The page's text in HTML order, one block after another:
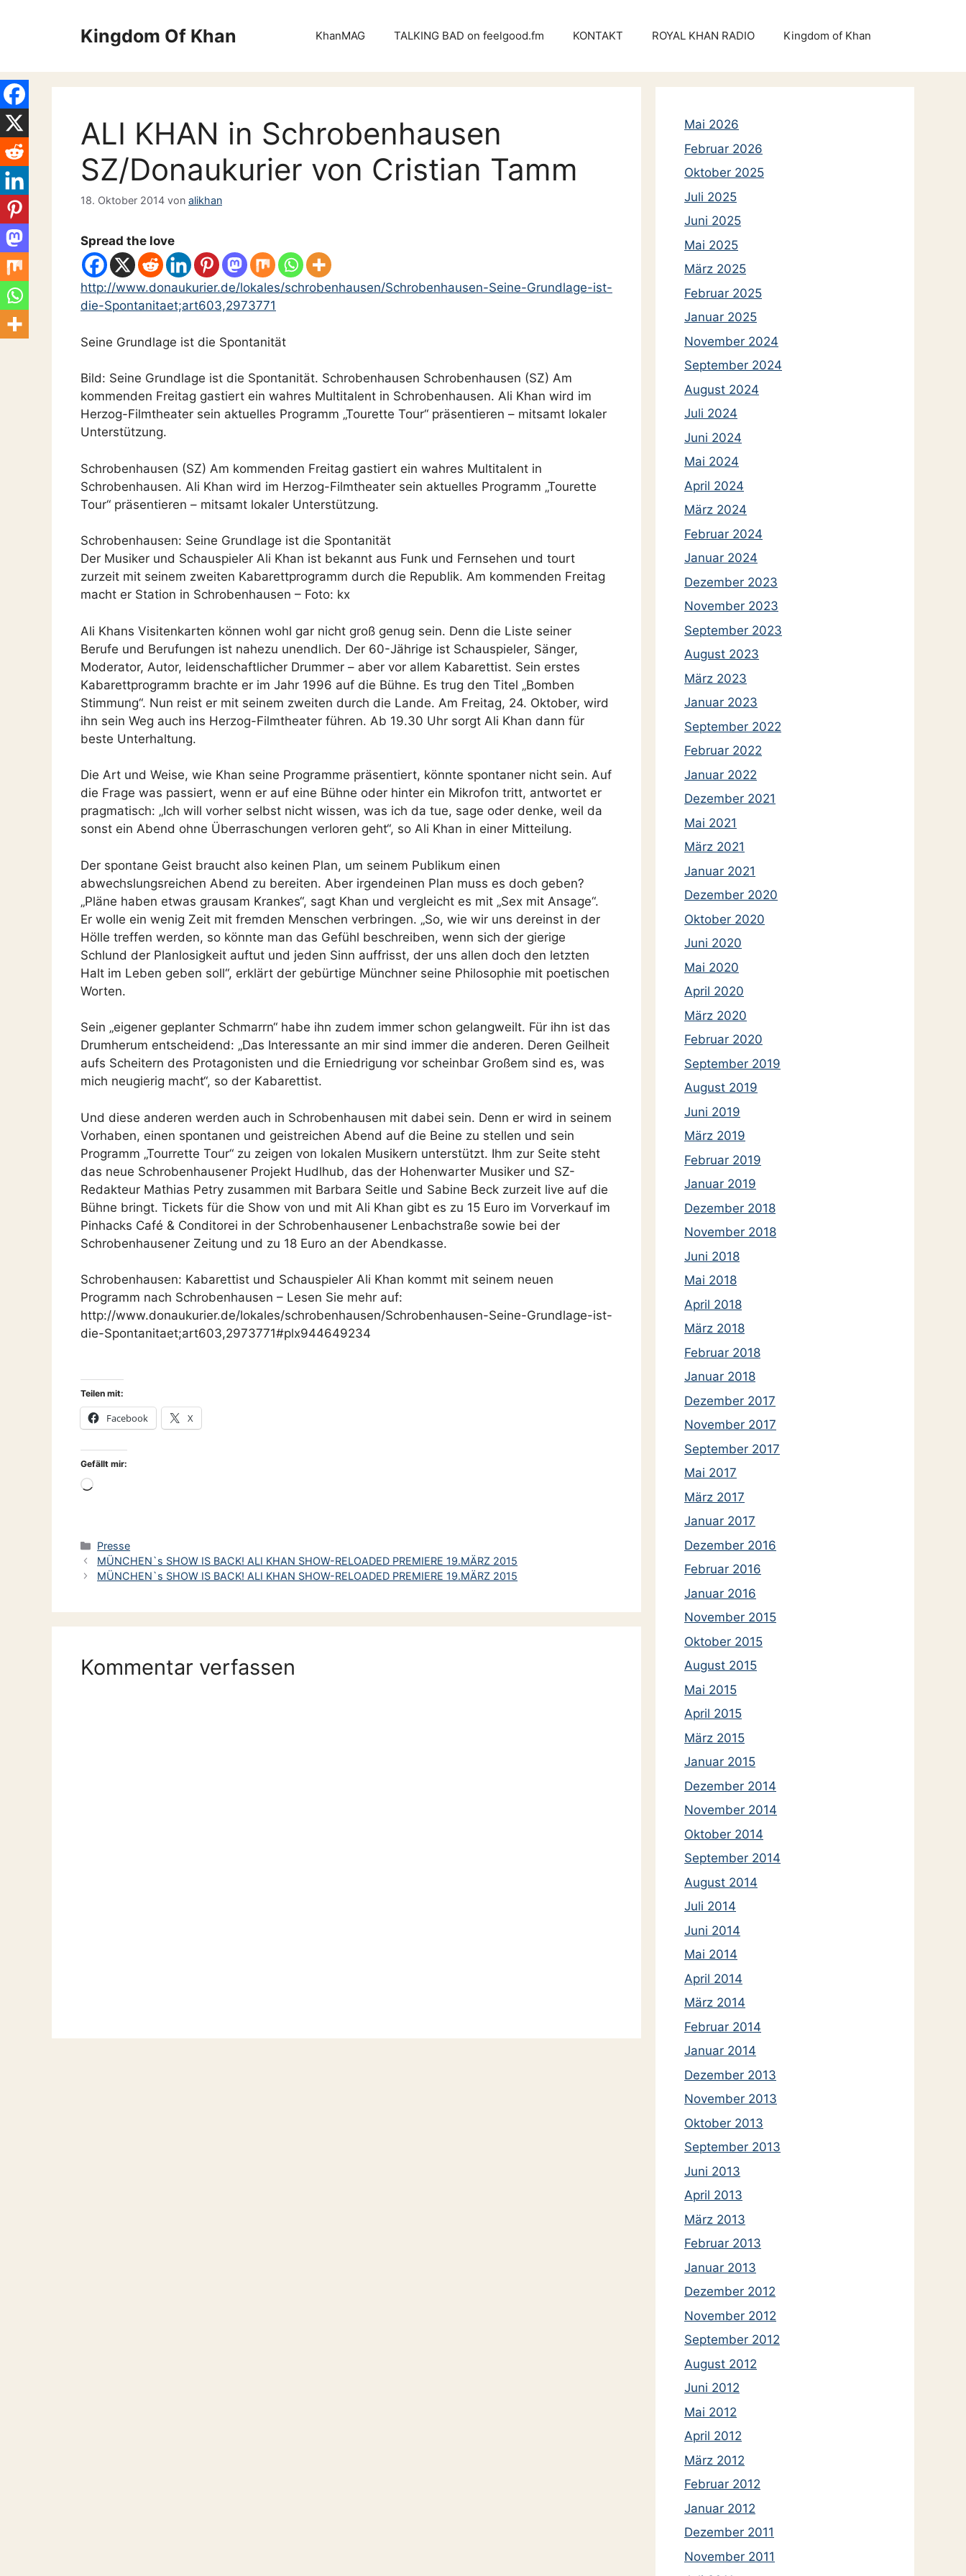
Kingdom Of Khan KhanMAG TALKING BAD on feelgood.fm KONTAKT ROYAL KHAN RADIO Kingdom of Khan
ALI KHAN in Schrobenhausen
SZ/Donaukurier von Cristian Tamm
18. Oktober 2014 von alikhan
Spread the love
http://www.donaukurier.de/lokales/schrobenhausen/Schrobenhausen-Seine-Grundlage-ist-
die-Spontanitaet;art603,2973771
Seine Grundlage ist die Spontanität
Bild: Seine Grundlage ist die Spontanität. Schrobenhausen Schrobenhausen (SZ) Am
kommenden Freitag gastiert ein wahres Multitalent in Schrobenhausen. Ali Khan wird im
Herzog-Filmtheater sein aktuelles Programm „Tourette Tour“ präsentieren – mitsamt lokaler
Unterstützung.
Schrobenhausen (SZ) Am kommenden Freitag gastiert ein wahres Multitalent in
Schrobenhausen. Ali Khan wird im Herzog-Filmtheater sein aktuelles Programm „Tourette
Tour“ präsentieren – mitsamt lokaler Unterstützung.
Schrobenhausen: Seine Grundlage ist die Spontanität
Der Musiker und Schauspieler Ali Khan ist bekannt aus Funk und Fernsehen und tourt
zurzeit mit seinem zweiten Kabarettprogramm durch die Republik. Am kommenden Freitag
macht er Station in Schrobenhausen – Foto: kx
Ali Khans Visitenkarten können wohl gar nicht groß genug sein. Denn die Liste seiner
Berufe und Berufungen ist nahezu unendlich. Der 60-Jährige ist Schauspieler, Sänger,
Moderator, Autor, leidenschaftlicher Drummer – aber vor allem Kabarettist. Sein erstes
Kabarettprogramm brachte er im Jahr 1996 auf die Bühne. Es trug den Titel „Bomben
Stimmung“. Nun reist er mit seinem zweiten durch die Lande. Am Freitag, 24. Oktober, wird
ihn sein Weg auch ins Herzog-Filmtheater führen. Ab 19.30 Uhr sorgt Ali Khan dann für
beste Unterhaltung.
Die Art und Weise, wie Khan seine Programme präsentiert, könnte spontaner nicht sein. Auf
die Frage was passiert, wenn er auf eine Bühne oder hinter ein Mikrofon tritt, antwortet er
pragmatisch: „Ich will vorher selbst nicht wissen, was ich da tue, sage oder denke, weil da
sonst ein Abend ohne Überraschungen verloren geht“, so Ali Khan in einer Mitteilung.
Der spontane Geist braucht also keinen Plan, um seinem Publikum einen
abwechslungsreichen Abend zu bereiten. Aber irgendeinen Plan muss es doch geben?
„Pläne haben etwas grausam Krankes“, sagt Khan und vergleicht es mit „Sex mit Ansage“.
Er wolle ein wenig Zeit mit fremden Menschen verbringen. „So, wie wir uns dereinst in der
Hölle treffen werden, so könnte man das Gefühl beschreiben, wenn sich der gierige
Schlund der Planlosigkeit auftut und jeden Sinn auffrisst, der uns allen doch den letzten
Halt im Leben geben soll“, erklärt der gebürtige Münchner seine Philosophie mit poetischen
Worten.
Sein „eigener geplanter Schmarrn“ habe ihn zudem immer schon gelangweilt. Für ihn ist das
Drumherum entscheidend: „Das Interessante an mir sind immer die anderen. Deren Geilheit
aufs Scheitern des Protagonisten und die Erniedrigung vor scheinbar Großem sind es, was
mich neugierig macht“, so der Kabarettist.
Und diese anderen werden auch in Schrobenhausen mit dabei sein. Denn er wird in seinem
Vorhaben, einen spontanen und geistreichen Abend auf die Beine zu stellen und sein
Programm „Tourrette Tour“ zu zeigen von lokalen Musikern unterstützt. Ihm zur Seite steht
das neue Schrobenhausener Projekt Hudlhub, das der Hohenwarter Musiker und SZ-
Redakteur Mathias Petry zusammen mit Barbara Seitle und Sabine Beck zurzeit live auf die
Bühne bringt. Tickets für die Show von und mit Ali Khan gibt es zu 15 Euro im Vorverkauf im
Pinhacks Café & Conditorei in der Schrobenhausener Lenbachstraße sowie bei der
Schrobenhausener Zeitung und zu 18 Euro an der Abendkasse.
Schrobenhausen: Kabarettist und Schauspieler Ali Khan kommt mit seinem neuen
Programm nach Schrobenhausen – Lesen Sie mehr auf:
http://www.donaukurier.de/lokales/schrobenhausen/Schrobenhausen-Seine-Grundlage-ist-
die-Spontanitaet;art603,2973771#plx944649234
Teilen mit:
Facebook X
Gefällt mir:
Wird
Kategorien
Presse
MÜNCHEN`s SHOW IS BACK! ALI KHAN SHOW-RELOADED PREMIERE 19.MÄRZ 2015
MÜNCHEN`s SHOW IS BACK! ALI KHAN SHOW-RELOADED PREMIERE 19.MÄRZ 2015
Kommentar verfassen
Mai 2026
Februar 2026
Oktober 2025
Juli 2025
Juni 2025
Mai 2025
März 2025
Februar 2025
Januar 2025
November 2024
September 2024
August 2024
Juli 2024
Juni 2024
Mai 2024
April 2024
März 2024
Februar 2024
Januar 2024
Dezember 2023
November 2023
September 2023
August 2023
März 2023
Januar 2023
September 2022
Februar 2022
Januar 2022
Dezember 2021
Mai 2021
März 2021
Januar 2021
Dezember 2020
Oktober 2020
Juni 2020
Mai 2020
April 2020
März 2020
Februar 2020
September 2019
August 2019
Juni 2019
März 2019
Februar 2019
Januar 2019
Dezember 2018
November 2018
Juni 2018
Mai 2018
April 2018
März 2018
Februar 2018
Januar 2018
Dezember 2017
November 2017
September 2017
Mai 2017
März 2017
Januar 2017
Dezember 2016
Februar 2016
Januar 2016
November 2015
Oktober 2015
August 2015
Mai 2015
April 2015
März 2015
Januar 2015
Dezember 2014
November 2014
Oktober 2014
September 2014
August 2014
Juli 2014
Juni 2014
Mai 2014
April 2014
März 2014
Februar 2014
Januar 2014
Dezember 2013
November 2013
Oktober 2013
September 2013
Juni 2013
April 2013
März 2013
Februar 2013
Januar 2013
Dezember 2012
November 2012
September 2012
August 2012
Juni 2012
Mai 2012
April 2012
März 2012
Februar 2012
Januar 2012
Dezember 2011
November 2011